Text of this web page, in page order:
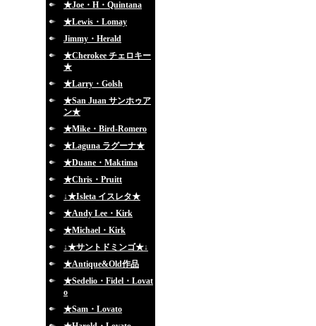
★Joe・H・Quintana
★Lewis・Lomay
Jimmy・Herald
★Cherokee チェロキー
★
★Larry・Golsh
★San Juan サンホゥア
ン★
★Mike・Bird-Romero
★Laguna ラグーナ★
★Duane・Maktima
★Chris・Pruitt
↓★Isleta イスレタ★
★Andy Lee・Kirk
★Michael・Kirk
↓★サントドミンゴ★↓
★Antique&Old作品
★Sedelio・Fidel・Lovat
o
★Sam・Lovato